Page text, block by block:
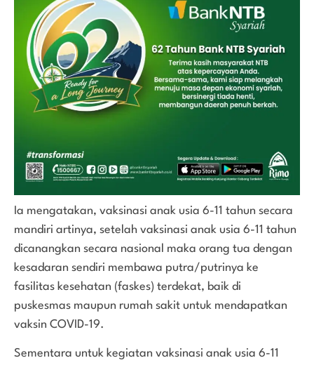
Ia mengatakan, vaksinasi anak usia 6-11 tahun secara
mandiri artinya, setelah vaksinasi anak usia 6-11 tahun
dicanangkan secara nasional maka orang tua dengan
kesadaran sendiri membawa putra/putrinya ke
fasilitas kesehatan (faskes) terdekat, baik di
puskesmas maupun rumah sakit untuk mendapatkan
vaksin COVID-19.
Sementara untuk kegiatan vaksinasi anak usia 6-11